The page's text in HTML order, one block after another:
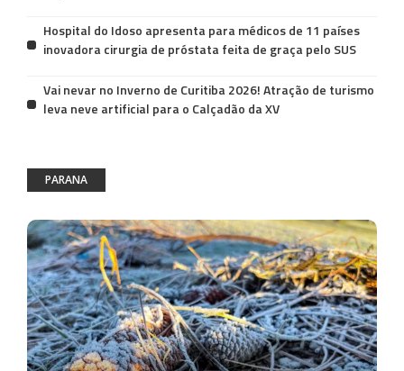
Hospital do Idoso apresenta para médicos de 11 países
inovadora cirurgia de próstata feita de graça pelo SUS
Vai nevar no Inverno de Curitiba 2026! Atração de turismo
leva neve artificial para o Calçadão da XV
PARANA